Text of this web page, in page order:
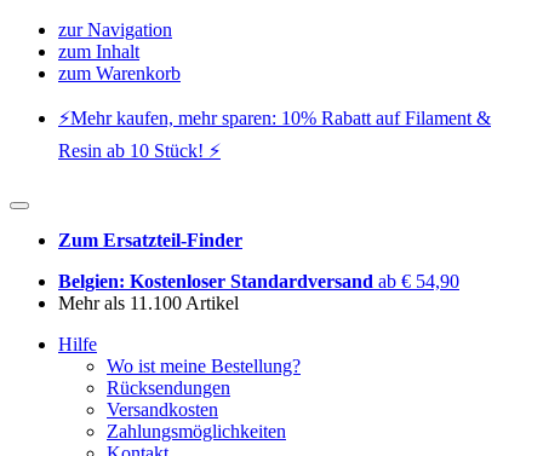
zur Navigation
zum Inhalt
zum Warenkorb
⚡️Mehr kaufen, mehr sparen: 10% Rabatt auf Filament &
Resin ab 10 Stück! ⚡️
Zum Ersatzteil-Finder
Belgien: Kostenloser Standardversand ab € 54,90
Mehr als 11.100 Artikel
Hilfe
Wo ist meine Bestellung?
Rücksendungen
Versandkosten
Zahlungsmöglichkeiten